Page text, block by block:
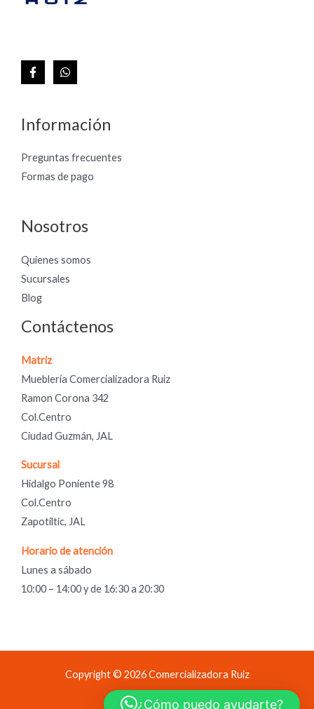
Información
Preguntas frecuentes
Formas de pago
Nosotros
Quienes somos
Sucursales
Blog
Contáctenos
Matriz
Mueblería Comercializadora Ruiz
Ramon Corona 342
Col.Centro
Ciudad Guzmán, JAL
Sucursal
Hidalgo Poniente 98
Col.Centro
Zapotiltic, JAL
Horario de atención
Lunes a sábado
10:00 – 14:00 y de 16:30 a 20:30
Copyright © 2026 Comercializadora Ruiz
Comercializadora Ruiz
¿Cómo puedo ayudarte?